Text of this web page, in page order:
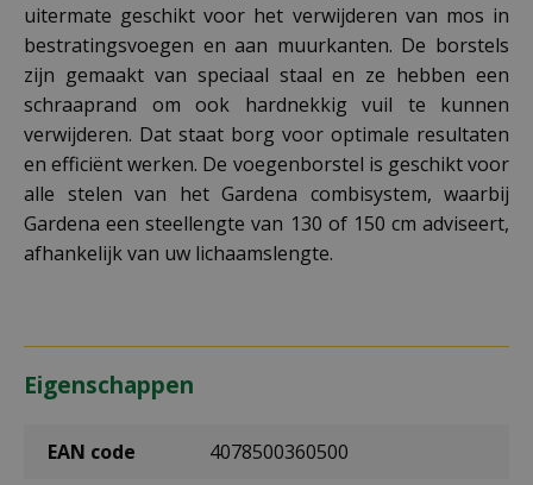
uitermate geschikt voor het verwijderen van mos in
bestratingsvoegen en aan muurkanten. De borstels
zijn gemaakt van speciaal staal en ze hebben een
schraaprand om ook hardnekkig vuil te kunnen
verwijderen. Dat staat borg voor optimale resultaten
en efficiënt werken. De voegenborstel is geschikt voor
alle stelen van het Gardena combisystem, waarbij
Gardena een steellengte van 130 of 150 cm adviseert,
afhankelijk van uw lichaamslengte.
Eigenschappen
EAN code 4078500360500